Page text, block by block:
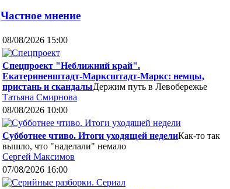
Частное мнение
08/08/2026 15:00
Спецпроект "Неближний край".
Екатериненштадт-Марксштадт-Маркс: немцы,
пристань и скандалыДержим путь в Левобережье
Татьяна Смирнова
08/08/2026 10:00
Субботнее чтиво. Итоги уходящей неделиКак-то так
вышло, что "наделали" немало
Сергей Максимов
07/08/2026 16:00